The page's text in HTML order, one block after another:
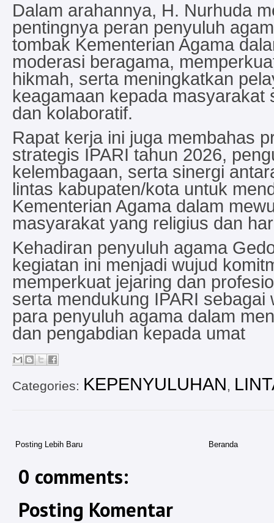
Dalam arahannya, H. Nurhuda
pentingnya peran penyuluh
tombak Kementerian Agama
moderasi beragama,
hikmah, serta meningkatkan
keagamaan kepada masyarakat
dan kolaboratif.
Rapat kerja ini juga membahas
strategis IPARI tahun 2026,
kelembagaan, serta sinergi
lintas kabupaten/kota untuk
Kementerian Agama dalam
masyarakat yang religius dan
Kehadiran penyuluh agama
kegiatan ini menjadi wujud
memperkuat jejaring dan
serta mendukung IPARI sebagai
para penyuluh agama dalam
dan pengabdian kepada umat
Categories: KEPENYULUHAN,
Posting Lebih Baru Beranda
0 comments:
Posting Komentar